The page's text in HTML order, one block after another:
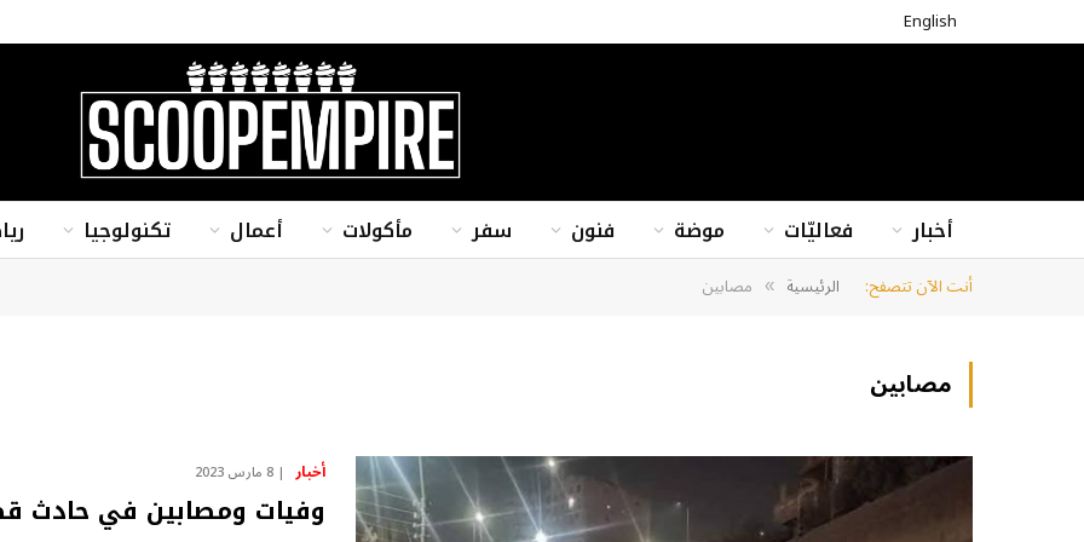
English
أخبار فعاليّات موضة فنون سفر مأكولات أعمال تكنولوجيا
أنت الآن تتصفح: الرئيسية » مصابين
مصابين
أخبار 8 مارس 2023
وفيات ومصابين في حادث